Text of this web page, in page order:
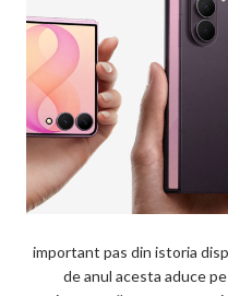
important pas din istoria
de anul acesta aduce